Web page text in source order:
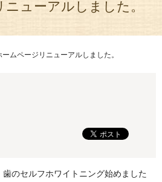
ューアルしました。
ームページリニューアルしました。
歯のセルフホワイトニング始めました